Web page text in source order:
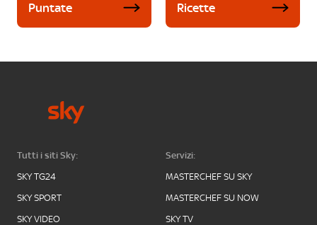
Puntate Ricette
Tutti i siti Sky:
SKY TG24
SKY SPORT
SKY VIDEO
Servizi:
MASTERCHEF SU SKY
MASTERCHEF SU NOW
SKY TV